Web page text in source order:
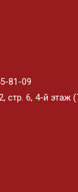
81-09
6, 4-й этаж